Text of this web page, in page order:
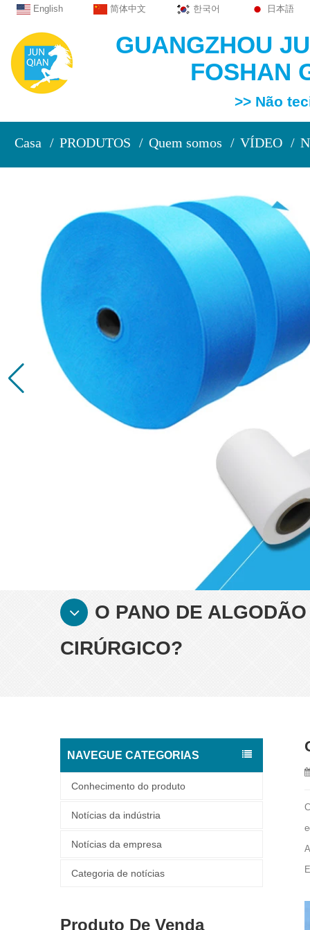
English 简体中文 한국어 日本語
GUANGZHOU
FOSHAN
>> Não tecido
Casa PRODUTOS Quem somos VÍDEO
O PANO DE
CIRÚRGICO?
NAVEGUE CATEGORIAS
Conhecimento do produto
Notícias da indústria
Notícias da empresa
Categoria de notícias
Produto De Venda